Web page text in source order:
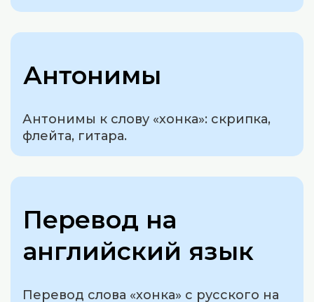
Антонимы
Антонимы к слову «хонка»: скрипка,
флейта, гитара.
Перевод на
английский язык
Перевод слова «хонка» с русского на